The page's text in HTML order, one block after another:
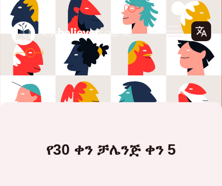
የ30 ቀን ቻሌንጅ ቀን 5